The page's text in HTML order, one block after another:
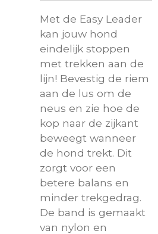
Met de Easy Leader
kan jouw hond
eindelijk stoppen
met trekken aan de
lijn! Bevestig de riem
aan de lus om de
neus en zie hoe de
kop naar de zijkant
beweegt wanneer
de hond trekt. Dit
zorgt voor een
betere balans en
minder trekgedrag.
De band is gemaakt
van nylon en